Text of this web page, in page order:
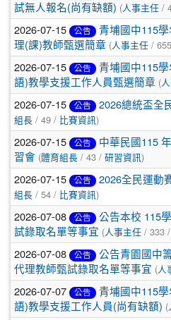
試無人報名(尚有缺額) (人事主任 /
2026-07-15 公告
青埔國中115
理(課)教師甄選簡章 (人事主任 /
2026-07-15 公告
青埔國中115
語)教學支援工作人員甄選簡章 (
2026-07-15 公告 2026總統盃全
組長 / 49 / 比賽資訊)
2026-07-15 公告
中華民國115
習會 (體育組長 / 43 / 研習資訊)
2026-07-15 公告 2026全民運動
組長 / 54 / 比賽資訊)
2026-07-08 公告
公告本校 115
試錄取名單等事宜 (人事主任 / 333 /
2026-07-08 公告
公告青園國中
代理教師甄試錄取名單等事宜 (人
2026-07-07 公告
青埔國中115
語)教學支援工作人員(尚有缺額) (